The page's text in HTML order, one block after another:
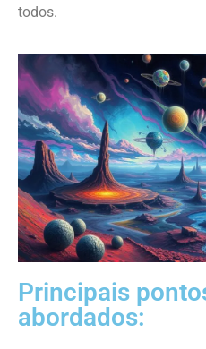
todos.
Principais
abordados: